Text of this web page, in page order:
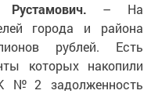
– На
города и района
рублей. Есть
которых накопили
№2 задолженность